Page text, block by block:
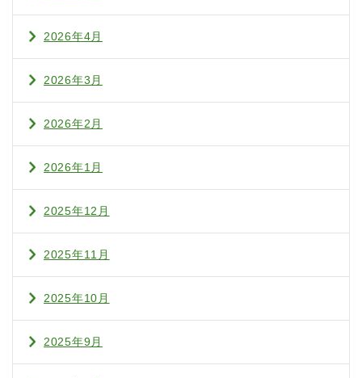
2026年4月
2026年3月
2026年2月
2026年1月
2025年12月
2025年11月
2025年10月
2025年9月